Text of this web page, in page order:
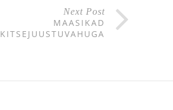
Next Post
MAASIKAD
KITSEJUUSTUVAHUGA